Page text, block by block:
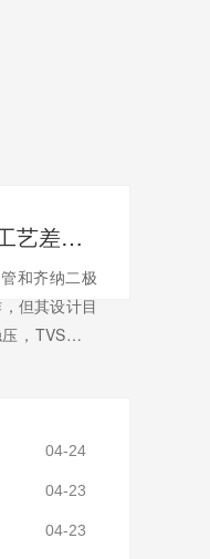
TVS与齐纳二极管制造工艺差异解析
和齐纳二极
但其设计目
，TVS用于
极...【详情
04-24
04-23
04-23